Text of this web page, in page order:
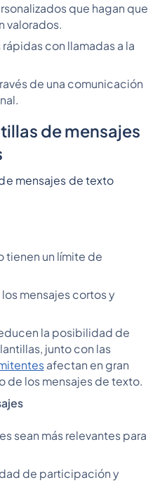
que hagan que
valorados.
con llamadas a la
de una comunicación
de mensajes
mensajes de texto
tienen un límite de
mensajes cortos y
la posibilidad de
junto con las
afectan en gran
de los mensajes de texto.
sean más relevantes para
de participación y